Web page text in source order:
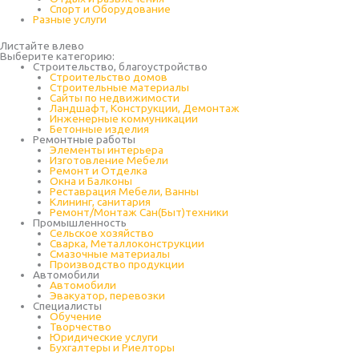
Спорт и Оборудование
Разные услуги
Листайте влево
Выберите категорию:
Строительство, благоустройство
Строительство домов
Строительные материалы
Сайты по недвижимости
Ландшафт, Конструкции, Демонтаж
Инженерные коммуникации
Бетонные изделия
Ремонтные работы
Элементы интерьера
Изготовление Мебели
Ремонт и Отделка
Окна и Балконы
Реставрация Мебели, Ванны
Клининг, санитария
Ремонт/Монтаж Сан(Быт)техники
Промышленность
Cельское хозяйство
Сварка, Металлоконструкции
Cмазочные материалы
Производство продукции
Автомобили
Автомобили
Эвакуатор, перевозки
Специалисты
Обучение
Творчество
Юридические услуги
Бухгалтеры и Риелторы